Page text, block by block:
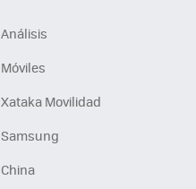
Análisis
Móviles
Xataka Movilidad
Samsung
China